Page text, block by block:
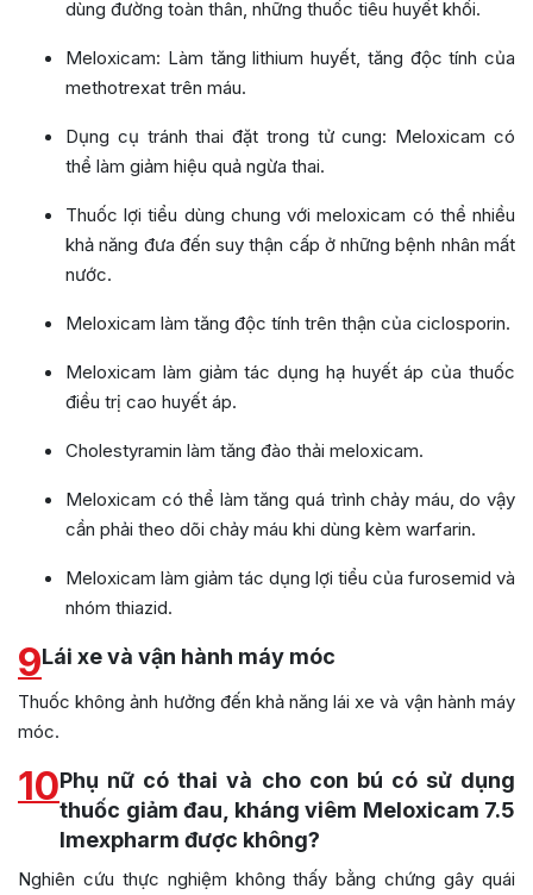
dùng đường toàn thân, những thuốc tiêu huyết khối.
Meloxicam: Làm tăng lithium huyết, tăng độc tính của
methotrexat trên máu.
Dụng cụ tránh thai đặt trong tử cung: Meloxicam có
thể làm giảm hiệu quả ngừa thai.
Thuốc lợi tiểu dùng chung với meloxicam có thể nhiều
khả năng đưa đến suy thận cấp ở những bệnh nhân mất
nước.
Meloxicam làm tăng độc tính trên thận của ciclosporin.
Meloxicam làm giảm tác dụng hạ huyết áp của thuốc
điều trị cao huyết áp.
Cholestyramin làm tăng đào thải meloxicam.
Meloxicam có thể làm tăng quá trình chảy máu, do vậy
cần phải theo dõi chảy máu khi dùng kèm warfarin.
Meloxicam làm giảm tác dụng lợi tiểu của furosemid và
nhóm thiazid.
9Lái xe và vận hành máy móc
Thuốc không ảnh hưởng đến khả năng lái xe và vận hành máy
móc.
10Phụ nữ có thai và cho con bú có sử dụng
thuốc giảm đau, kháng viêm Meloxicam 7.5
Imexpharm được không?
Nghiên cứu thực nghiệm không thấy bằng chứng gây quái